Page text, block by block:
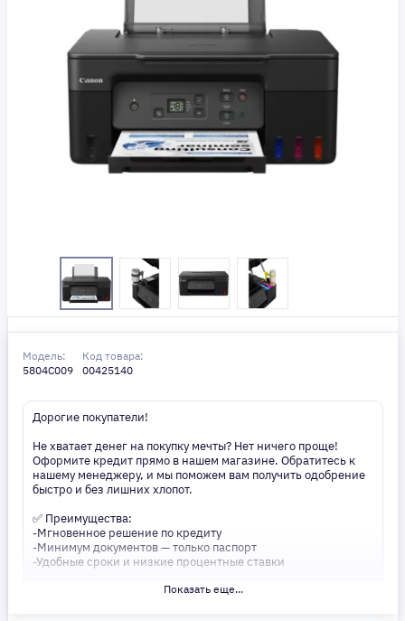
Модель:
5804C009
Код товара:
00425140
Дорогие покупатели!
Не хватает денег на покупку мечты? Нет ничего проще!
Оформите кредит прямо в нашем магазине. Обратитесь к
нашему менеджеру, и мы поможем вам получить одобрение
быстро и без лишних хлопот.
✅ Преимущества:
-Мгновенное решение по кредиту
-Минимум документов — только паспорт
-Удобные сроки и низкие процентные ставки
Не откладывайте свои желания на потом! Получите то, что
Показать еще...